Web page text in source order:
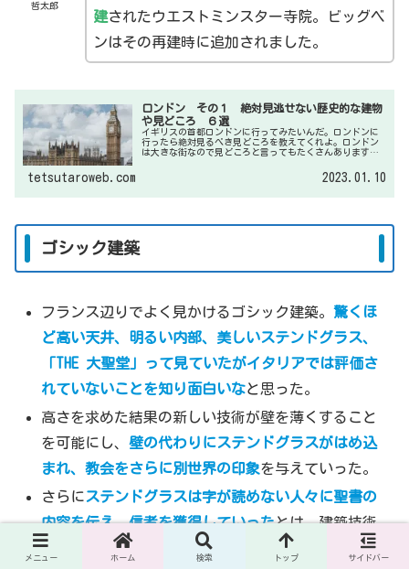
哲太郎
建されたウエストミンスター寺院。ビッグベ
ンはその再建時に追加されました。
ロンドン その１ 絶対見逃せない歴史的な建物
や見どころ ６選
イギリスの首都ロンドンに行ってみたいんだ。ロンドンに
行ったら絶対見るべき見どころを教えてくれよ。ロンドン
は大きな街なので見どころと言ってもたくさんあります。
tetsutaroweb.com 2023.01.10
ゴシック建築
フランス辺りでよく見かけるゴシック建築。驚くほ
ど高い天井、明るい内部、美しいステンドグラス、
「THE 大聖堂」って見ていたがイタリアでは評価さ
れていないことを知り面白いなと思った。
高さを求めた結果の新しい技術が壁を薄くすること
を可能にし、壁の代わりにステンドグラスがはめ込
まれ、教会をさらに別世界の印象を与えていった。
さらにステンドグラスは字が読めない人々に聖書の
内容を伝え、信者を獲得していったとは。建築技術
が、建築様式に限らない宗教の発展に影響していっ
メニュー ホーム 検索 トップ サイドバー